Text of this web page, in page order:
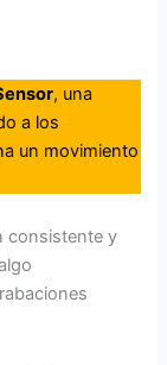
, una
a los
un movimiento
consistente y